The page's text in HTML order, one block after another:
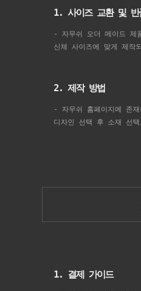
1. 사이즈 교환 및 반
- 자무쉬 오더 메이드 제
신체 사이즈에 맞게 제작
2. 제작 방법
- 자무쉬 홈페이지에 존재
디자인 선택 후 소재 선
1. 결제 가이드